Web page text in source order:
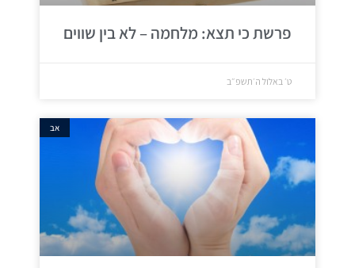
פרשת כי תצא: מלחמה – לא בין שווים
ט׳ באלול ה׳תשפ״ב
אב